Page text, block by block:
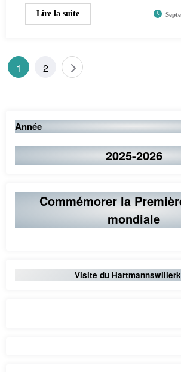
Lire la suite
Pagination
1 2
Année
2025-2026
Commémorer la
mondiale
Visite du